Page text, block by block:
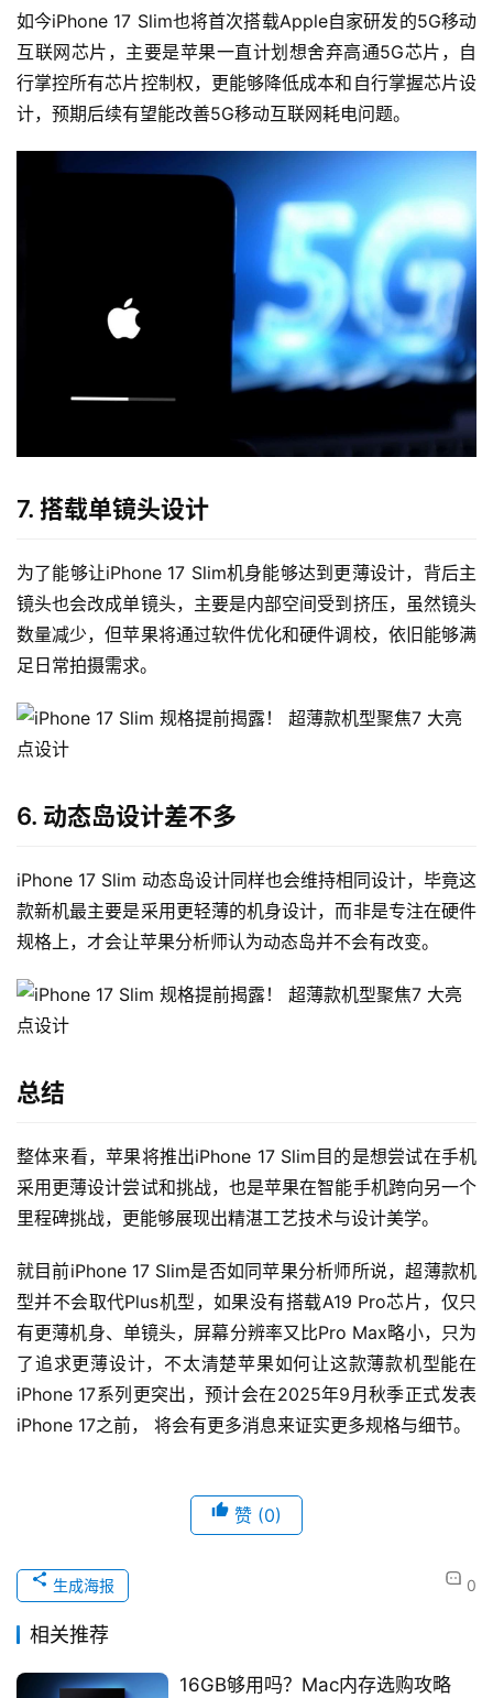
如今iPhone 17 Slim也将首次搭载Apple自家研发的5G移动
互联网芯片，主要是苹果一直计划想舍弃高通5G芯片，自
行掌控所有芯片控制权，更能够降低成本和自行掌握芯片设
计，预期后续有望能改善5G移动互联网耗电问题。
7. 搭载单镜头设计
为了能够让iPhone 17 Slim机身能够达到更薄设计，背后主
镜头也会改成单镜头，主要是内部空间受到挤压，虽然镜头
数量减少，但苹果将通过软件优化和硬件调校，依旧能够满
足日常拍摄需求。
6. 动态岛设计差不多
iPhone 17 Slim 动态岛设计同样也会维持相同设计，毕竟这
款新机最主要是采用更轻薄的机身设计，而非是专注在硬件
规格上，才会让苹果分析师认为动态岛并不会有改变。
总结
整体来看，苹果将推出iPhone 17 Slim目的是想尝试在手机
采用更薄设计尝试和挑战，也是苹果在智能手机跨向另一个
里程碑挑战，更能够展现出精湛工艺技术与设计美学。
就目前iPhone 17 Slim是否如同苹果分析师所说，超薄款机
型并不会取代Plus机型，如果没有搭载A19 Pro芯片，仅只
有更薄机身、单镜头，屏幕分辨率又比Pro Max略小，只为
了追求更薄设计，不太清楚苹果如何让这款薄款机型能在
iPhone 17系列更突出，预计会在2025年9月秋季正式发表
iPhone 17之前， 将会有更多消息来证实更多规格与细节。
赞 (0)
0
生成海报
相关推荐
16GB够用吗？Mac内存选购攻略